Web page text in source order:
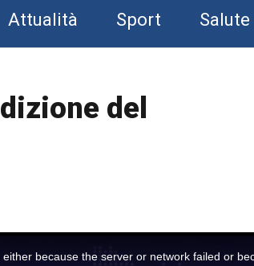
Attualità Sport Salute
del
because the server or network failed or